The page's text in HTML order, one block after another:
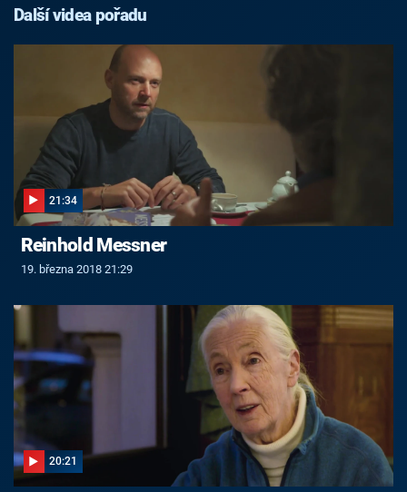
Další videa pořadu
21:34
Reinhold Messner
19. března 2018 21:29
20:21